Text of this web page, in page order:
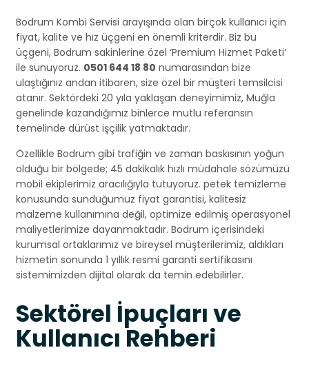
Bodrum Kombi Servisi arayışında olan birçok kullanıcı için
fiyat, kalite ve hız üçgeni en önemli kriterdir. Biz bu
üçgeni, Bodrum sakinlerine özel ‘Premium Hizmet Paketi’
ile sunuyoruz. 0501 644 18 80 numarasından bize
ulaştığınız andan itibaren, size özel bir müşteri temsilcisi
atanır. Sektördeki 20 yıla yaklaşan deneyimimiz, Muğla
genelinde kazandığımız binlerce mutlu referansın
temelinde dürüst işçilik yatmaktadır.
Özellikle Bodrum gibi trafiğin ve zaman baskısının yoğun
olduğu bir bölgede; 45 dakikalık hızlı müdahale sözümüzü
mobil ekiplerimiz aracılığıyla tutuyoruz. petek temizleme
konusunda sunduğumuz fiyat garantisi, kalitesiz
malzeme kullanımına değil, optimize edilmiş operasyonel
maliyetlerimize dayanmaktadır. Bodrum içerisindeki
kurumsal ortaklarımız ve bireysel müşterilerimiz, aldıkları
hizmetin sonunda 1 yıllık resmi garanti sertifikasını
sistemimizden dijital olarak da temin edebilirler.
Sektörel İpuçları ve
Kullanıcı Rehberi